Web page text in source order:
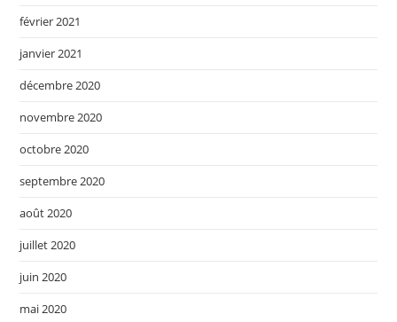
février 2021
janvier 2021
décembre 2020
novembre 2020
octobre 2020
septembre 2020
août 2020
juillet 2020
juin 2020
mai 2020